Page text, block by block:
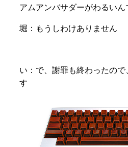
アムアンバサダーがわるいん
堀：もうしわけありません
い：で、謝罪も終わったので
す